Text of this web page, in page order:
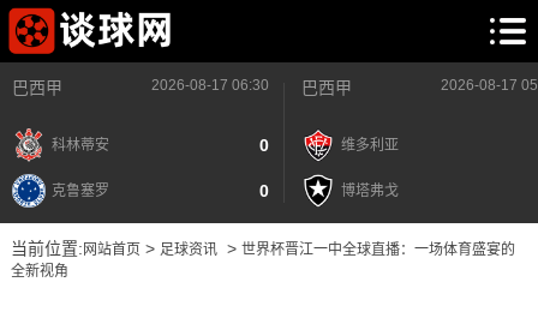
巴西甲 2026-08-17 06:30
科林蒂安 0
克鲁塞罗 0
巴西甲 2026-08-17
维多利亚
博塔弗戈
当前位置: 网站首页> 足球资讯> 世界杯晋江一中全球直播：一场体育盛宴的
全新视角